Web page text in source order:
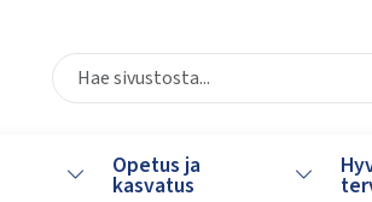
oleva
Vaihda alasvetovalikkoa
Opetus ja
kasvatus Vaihda